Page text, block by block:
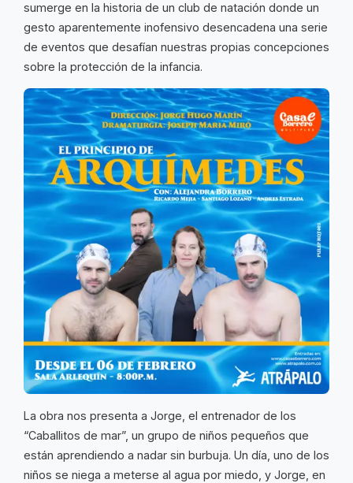
sumerge en la historia de un club de natación donde un
gesto aparentemente inofensivo desencadena una serie
de eventos que desafían nuestras propias concepciones
sobre la protección de la infancia.
La obra nos presenta a Jorge, el entrenador de los
“Caballitos de mar”, un grupo de niños pequeños que
están aprendiendo a nadar sin burbuja. Un día, uno de los
niños se niega a meterse al agua por miedo, y Jorge, en